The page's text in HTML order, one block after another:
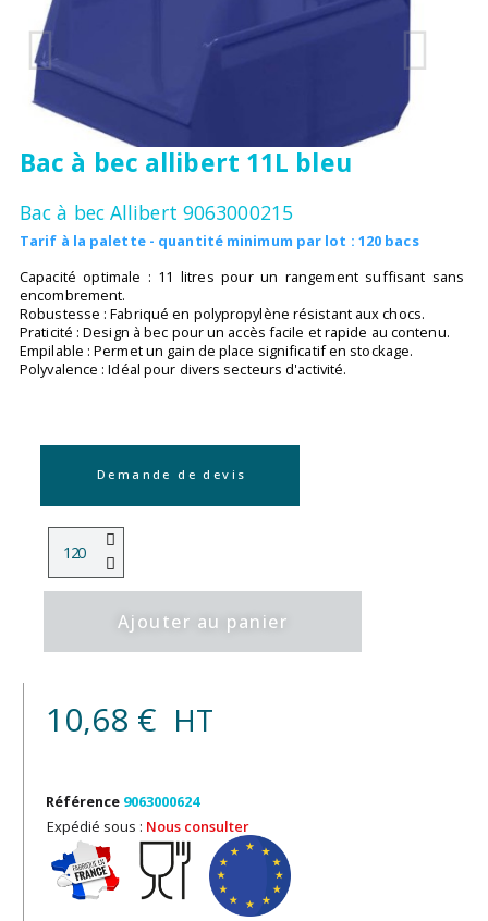
Bac à bec allibert 11L bleu
Bac à bec Allibert 9063000215
Tarif à la palette - quantité minimum par lot : 120 bacs
Capacité optimale : 11 litres pour un rangement suffisant sans
encombrement.
Robustesse : Fabriqué en polypropylène résistant aux chocs.
Praticité : Design à bec pour un accès facile et rapide au contenu.
Empilable : Permet un gain de place significatif en stockage.
Polyvalence : Idéal pour divers secteurs d'activité.
Demande de devis
Ajouter au panier
10,68 € HT
Référence 9063000624
Expédié sous : Nous consulter